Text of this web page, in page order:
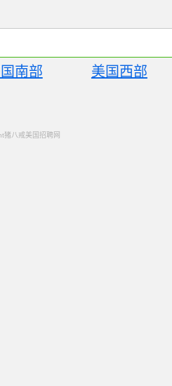
南部 美国西部
猪八戒美国招聘网